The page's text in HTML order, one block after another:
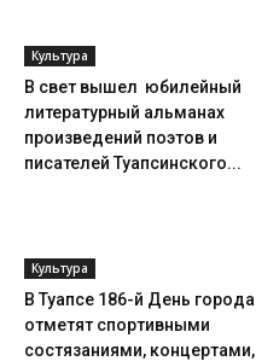
Культура
В свет вышел юбилейный
литературный альманах
произведений поэтов и
писателей Туапсинского...
Культура
В Туапсе 186-й День города
отметят спортивными
состязаниями, концертами,